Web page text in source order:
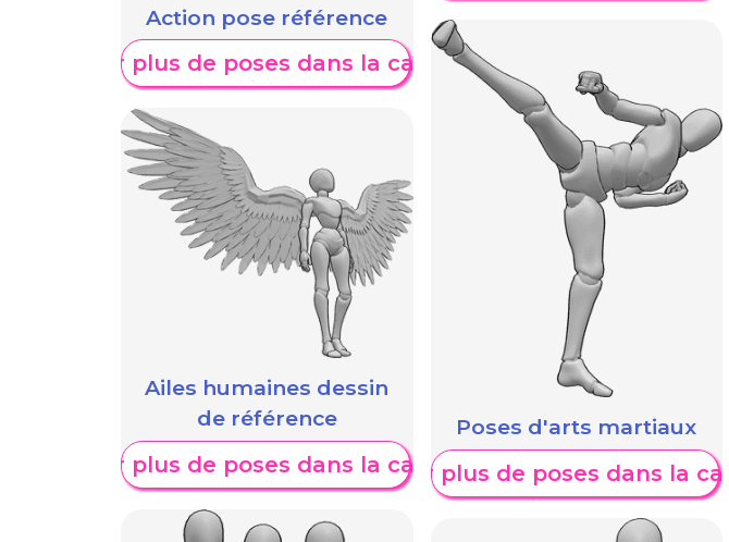
Action pose référence
Afficher plus de poses dans la catégorie
Ailes humaines dessin
de référence
Afficher plus de poses dans la catégorie
Poses d'arts martiaux
Afficher plus de poses dans la